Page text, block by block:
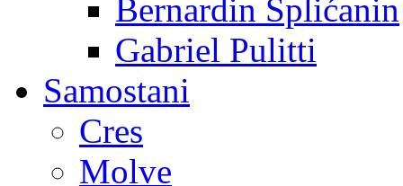
Bernardin Splićanin
Gabriel Pulitti
Samostani
Cres
Molve